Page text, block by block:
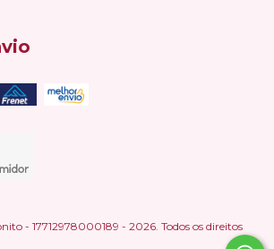
- 17712978000189 - 2026. Todos os direitos